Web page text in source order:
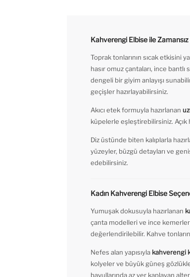
Kahverengi Elbise ile
Toprak tonlarının sıcak etkisini
hasır omuz çantaları, ince
dengeli bir giyim anlayışı
geçişler hazırlayabilirsiniz.
Akıcı etek formuyla hazırlanan
küpelerle eşleştirebilirsiniz. Açık
Diz üstünde biten kalıplarla
yüzeyler, büzgü detayları ve
edebilirsiniz.
Kadın Kahverengi Elbise
Yumuşak dokusuyla hazırlanan
çanta modelleri ve ince
değerlendirilebilir. Kahve
Nefes alan yapısıyla kahverengi
kolyeler ve büyük güneş
bavullarında az yer kaplayan